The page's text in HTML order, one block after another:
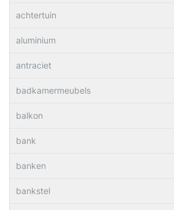
achtertuin
aluminium
antraciet
badkamermeubels
balkon
bank
banken
bankstel